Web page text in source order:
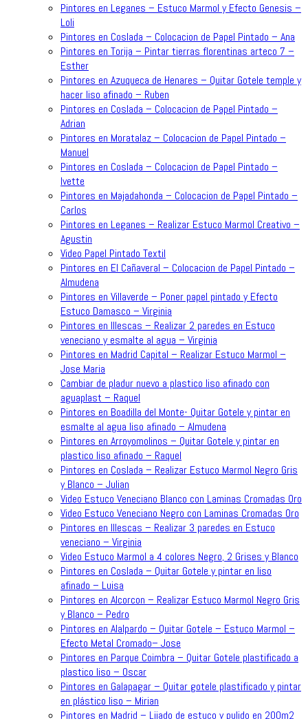
Pintores en Leganes – Estuco Marmol y Efecto Genesis –
Loli
Pintores en Coslada – Colocacion de Papel Pintado – Ana
Pintores en Torija – Pintar tierras florentinas arteco 7 –
Esther
Pintores en Azuqueca de Henares – Quitar Gotele temple y
hacer liso afinado – Ruben
Pintores en Coslada – Colocacion de Papel Pintado –
Adrian
Pintores en Moratalaz – Colocacion de Papel Pintado –
Manuel
Pintores en Coslada – Colocacion de Papel Pintado –
Ivette
Pintores en Majadahonda – Colocacion de Papel Pintado –
Carlos
Pintores en Leganes – Realizar Estuco Marmol Creativo –
Agustin
Video Papel Pintado Textil
Pintores en El Cañaveral – Colocacion de Papel Pintado –
Almudena
Pintores en Villaverde – Poner papel pintado y Efecto
Estuco Damasco – Virginia
Pintores en Illescas – Realizar 2 paredes en Estuco
veneciano y esmalte al agua – Virginia
Pintores en Madrid Capital – Realizar Estuco Marmol –
Jose Maria
Cambiar de pladur nuevo a plastico liso afinado con
aguaplast – Raquel
Pintores en Boadilla del Monte- Quitar Gotele y pintar en
esmalte al agua liso afinado – Almudena
Pintores en Arroyomolinos – Quitar Gotele y pintar en
plastico liso afinado – Raquel
Pintores en Coslada – Realizar Estuco Marmol Negro Gris
y Blanco – Julian
Video Estuco Veneciano Blanco con Laminas Cromadas Oro
Video Estuco Veneciano Negro con Laminas Cromadas Oro
Pintores en Illescas – Realizar 3 paredes en Estuco
veneciano – Virginia
Video Estuco Marmol a 4 colores Negro, 2 Grises y Blanco
Pintores en Coslada – Quitar Gotele y pintar en liso
afinado – Luisa
Pintores en Alcorcon – Realizar Estuco Marmol Negro Gris
y Blanco – Pedro
Pintores en Alalpardo – Quitar Gotele – Estuco Marmol –
Efecto Metal Cromado– Jose
Pintores en Parque Coimbra – Quitar Gotele plastificado a
plastico liso – Oscar
Pintores en Galapagar – Quitar gotele plastificado y pintar
en plástico liso – Mirian
Pintores en Madrid – Lijado de estuco y pulido en 200m2